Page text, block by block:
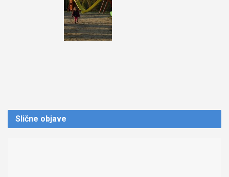
Slične objave